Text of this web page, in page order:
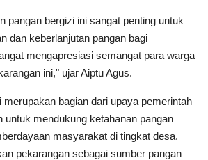
pangan bergizi ini sangat penting untuk
dan keberlanjutan pangan bagi
mengapresiasi semangat para warga
ini," ujar Aiptu Agus.
bagian dari upaya pemerintah
untuk mendukung ketahanan pangan
masyarakat di tingkat desa.
pekarangan sebagai sumber pangan